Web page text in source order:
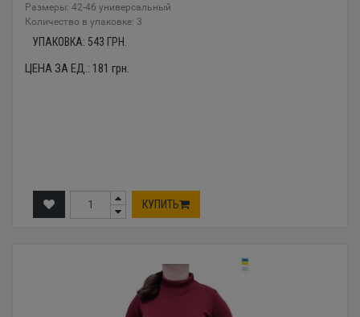
Размеры: 42-46 универсальный
Количество в упаковке: 3
УПАКОВКА: 543 ГРН.
ЦЕНА ЗА ЕД.: 181 грн.
КУПИТЬ